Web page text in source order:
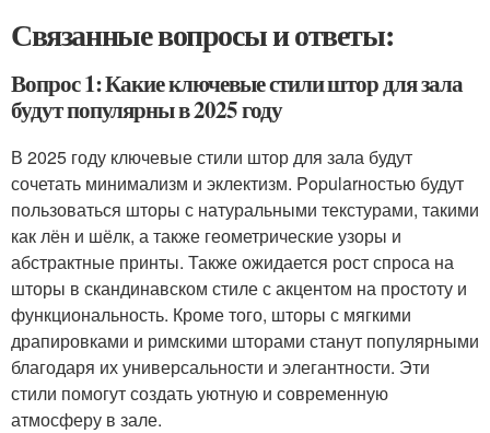
Связанные вопросы и ответы:
Вопрос 1: Какие ключевые стили штор для зала
будут популярны в 2025 году
В 2025 году ключевые стили штор для зала будут
сочетать минимализм и эклектизм. Popularностью будут
пользоваться шторы с натуральными текстурами, такими
как лён и шёлк, а также геометрические узоры и
абстрактные принты. Также ожидается рост спроса на
шторы в скандинавском стиле с акцентом на простоту и
функциональность. Кроме того, шторы с мягкими
драпировками и римскими шторами станут популярными
благодаря их универсальности и элегантности. Эти
стили помогут создать уютную и современную
атмосферу в зале.